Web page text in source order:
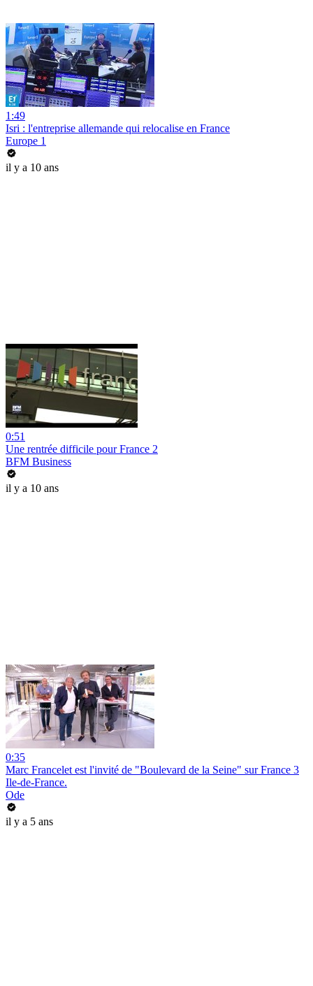
1:49
Isri : l'entreprise allemande qui relocalise en France
Europe 1
il y a 10 ans
0:51
Une rentrée difficile pour France 2
BFM Business
il y a 10 ans
0:35
Marc Francelet est l'invité de "Boulevard de la Seine" sur France 3
Ile-de-France.
Ode
il y a 5 ans